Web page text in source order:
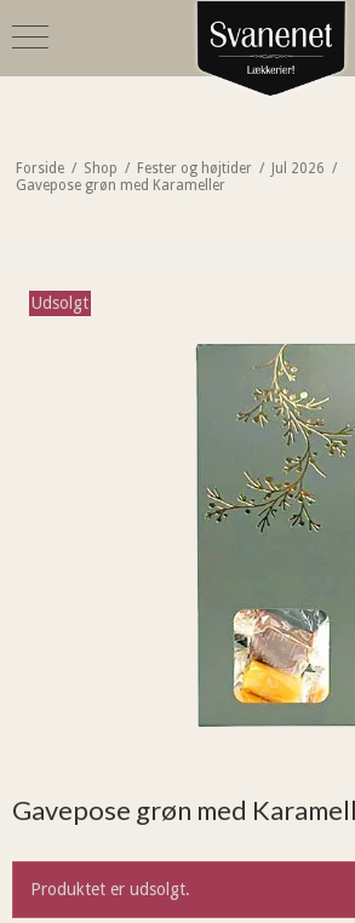
Forside / Shop / Fester og højtider / Jul 2026 /
Gavepose grøn med Karameller
Udsolgt
Gavepose grøn med
Produktet er udsolgt.